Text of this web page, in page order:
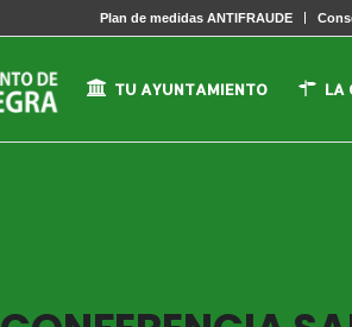
Plan de medidas ANTIFRAUDE
TU AYUNTAMIENTO LA